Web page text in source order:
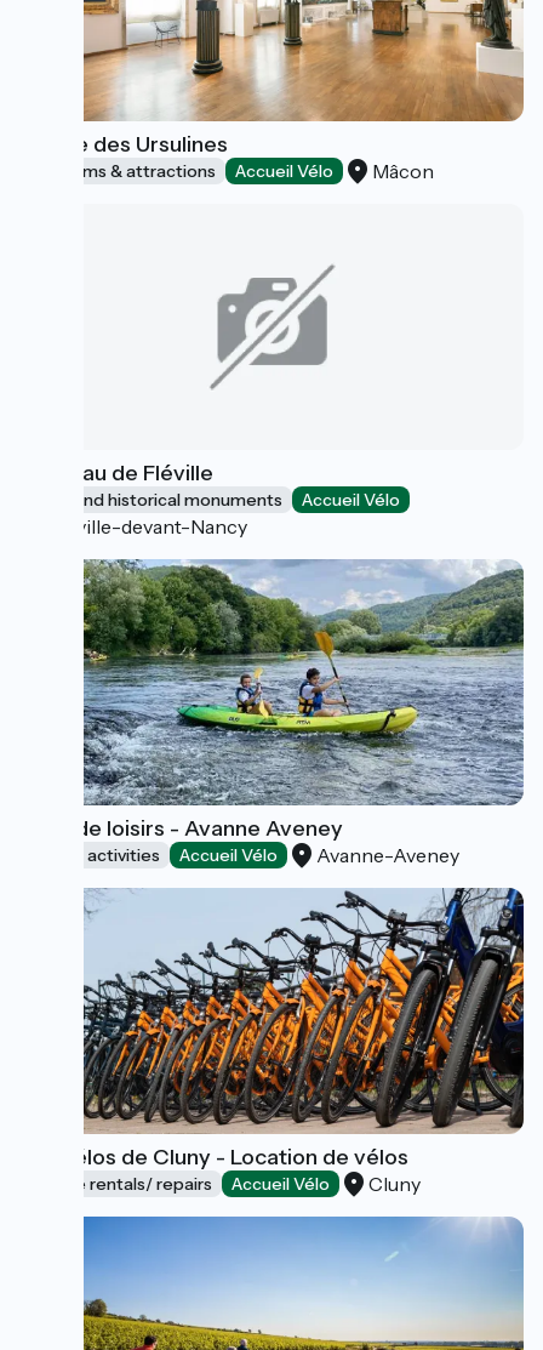
Musée des Ursulines
Museums & attractions Accueil Vélo Mâcon
Château de Fléville
Sites and historical monuments Accueil Vélo
Fléville-devant-Nancy
Base de loisirs - Avanne Aveney
Sports activities Accueil Vélo Avanne-Aveney
Les Vélos de Cluny - Location de vélos
Bicycle rentals/ repairs Accueil Vélo Cluny